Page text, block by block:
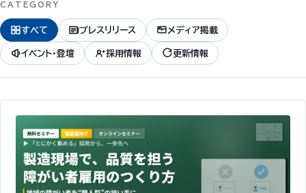
CATEGORY
すべて プレスリリース メディア掲載
イベント・登壇 採用情報 更新情報